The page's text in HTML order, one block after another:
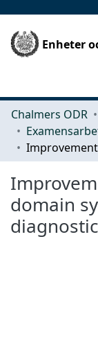
Enheter
Chalmers ODR
domain